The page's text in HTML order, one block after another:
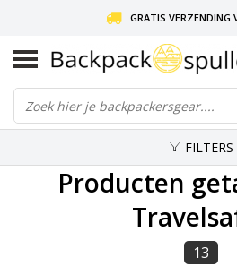
GRATIS VERZENDING
LIEFDE VOOR
30 DAGEN GRATIS
FILTERS
Producten
13